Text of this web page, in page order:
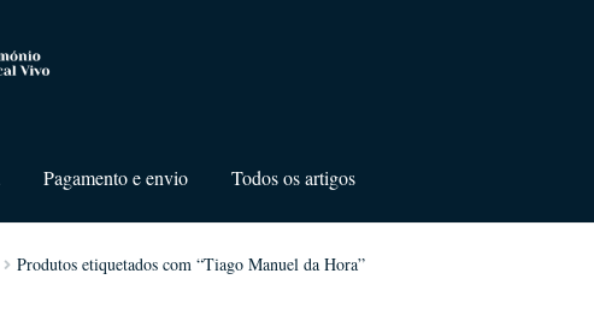
Pagamento e envio Todos os artigos
Produtos etiquetados com “Tiago Manuel da Hora”